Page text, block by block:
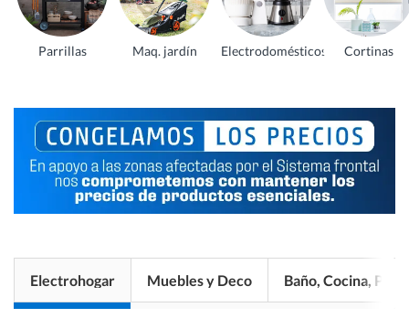
Parrillas Maq. jardín Electrodomésticos Cortinas
Electrohogar Muebles y Deco Baño, Cocina, Pisos